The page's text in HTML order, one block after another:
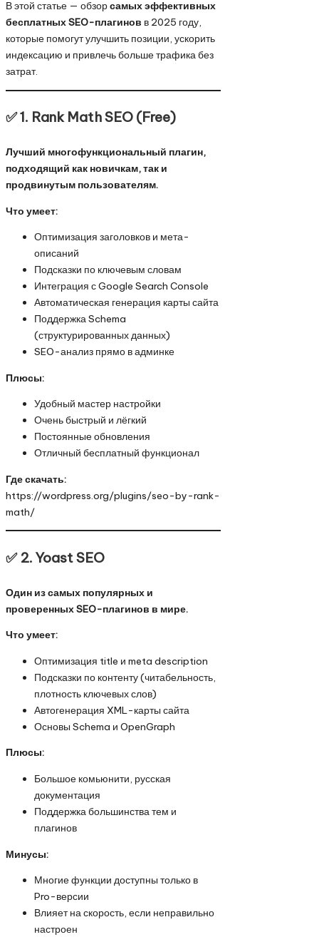
В этой статье — обзорсамых эффективных
бесплатных SEO-плагинов в 2025 году,
которые помогут улучшить позиции, ускорить
индексацию и привлечь больше трафика без
затрат.
✅ 1. Rank Math SEO (Free)
Лучший многофункциональный плагин,
подходящий как новичкам, так и
продвинутым пользователям.
Что умеет:
Оптимизация заголовков и мета-
описаний
Подсказки по ключевым словам
Интеграция с Google Search Console
Автоматическая генерация карты сайта
Поддержка Schema
(структурированных данных)
SEO-анализ прямо в админке
Плюсы:
Удобный мастер настройки
Очень быстрый и лёгкий
Постоянные обновления
Отличный бесплатный функционал
Где скачать:
https://wordpress.org/plugins/seo-by-rank-
math/
✅ 2. Yoast SEO
Один из самых популярных и
проверенных SEO-плагинов в мире.
Что умеет:
Оптимизация title и meta description
Подсказки по контенту (читабельность,
плотность ключевых слов)
Автогенерация XML-карты сайта
Основы Schema и OpenGraph
Плюсы:
Большое комьюнити, русская
документация
Поддержка большинства тем и
плагинов
Минусы:
Многие функции доступны только в
Pro-версии
Влияет на скорость, если неправильно
настроен